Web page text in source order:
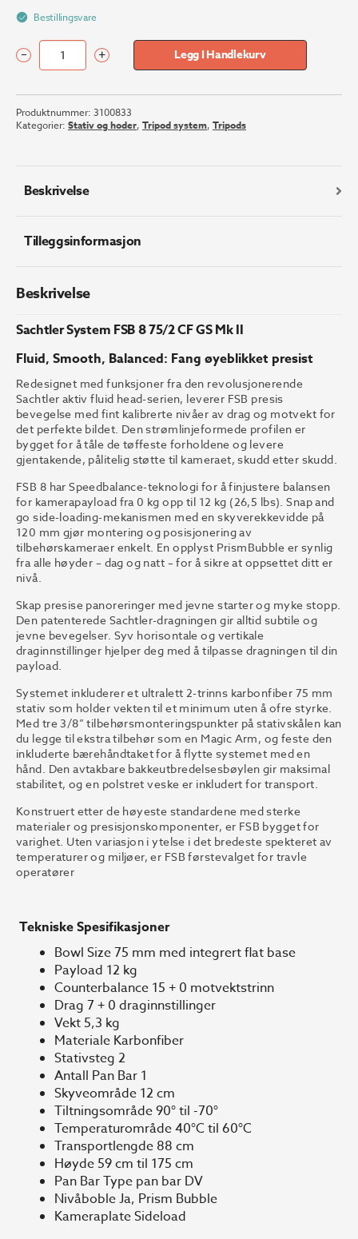
Bestillingsvare
Sachtler
FSB
8
75/2
Mk
– + Legg I Handlekurv
Produktnummer: 3100833
Kategorier: Stativ og hoder, Tripod system, Tripods
Beskrivelse
Tilleggsinformasjon
Beskrivelse
Sachtler System FSB 8 75/2 CF GS Mk II
Fluid, Smooth, Balanced: Fang øyeblikket presist
Redesignet med funksjoner fra den revolusjonerende
Sachtler aktiv fluid head-serien, leverer FSB presis
bevegelse med fint kalibrerte nivåer av drag og motvekt for
det perfekte bildet. Den strømlinjeformede profilen er
bygget for å tåle de tøffeste forholdene og levere
gjentakende, pålitelig støtte til kameraet, skudd etter skudd.
FSB 8 har Speedbalance-teknologi for å finjustere balansen
for kamerapayload fra 0 kg opp til 12 kg (26,5 lbs). Snap and
go side-loading-mekanismen med en skyverekkevidde på
120 mm gjør montering og posisjonering av
tilbehørskameraer enkelt. En opplyst PrismBubble er synlig
fra alle høyder – dag og natt – for å sikre at oppsettet ditt er
nivå.
Skap presise panoreringer med jevne starter og myke stopp.
Den patenterede Sachtler-dragningen gir alltid subtile og
jevne bevegelser. Syv horisontale og vertikale
draginnstillinger hjelper deg med å tilpasse dragningen til din
payload.
Systemet inkluderer et ultralett 2-trinns karbonfiber 75 mm
stativ som holder vekten til et minimum uten å ofre styrke.
Med tre 3/8” tilbehørsmonteringspunkter på stativskålen kan
du legge til ekstra tilbehør som en Magic Arm, og feste den
inkluderte bærehåndtaket for å flytte systemet med en
hånd. Den avtakbare bakkeutbredelsesbøylen gir maksimal
stabilitet, og en polstret veske er inkludert for transport.
Konstruert etter de høyeste standardene med sterke
materialer og presisjonskomponenter, er FSB bygget for
varighet. Uten variasjon i ytelse i det bredeste spekteret av
temperaturer og miljøer, er FSB førstevalget for travle
operatører
Tekniske Spesifikasjoner
Bowl Size 75 mm med integrert flat base
Payload 12 kg
Counterbalance 15 + 0 motvektstrinn
Drag 7 + 0 draginnstillinger
Vekt 5,3 kg
Materiale Karbonfiber
Stativsteg 2
Antall Pan Bar 1
Skyveområde 12 cm
Tiltningsområde 90° til -70°
Temperaturområde 40°C til 60°C
Transportlengde 88 cm
Høyde 59 cm til 175 cm
Pan Bar Type pan bar DV
Nivåboble Ja, Prism Bubble
Kameraplate Sideload